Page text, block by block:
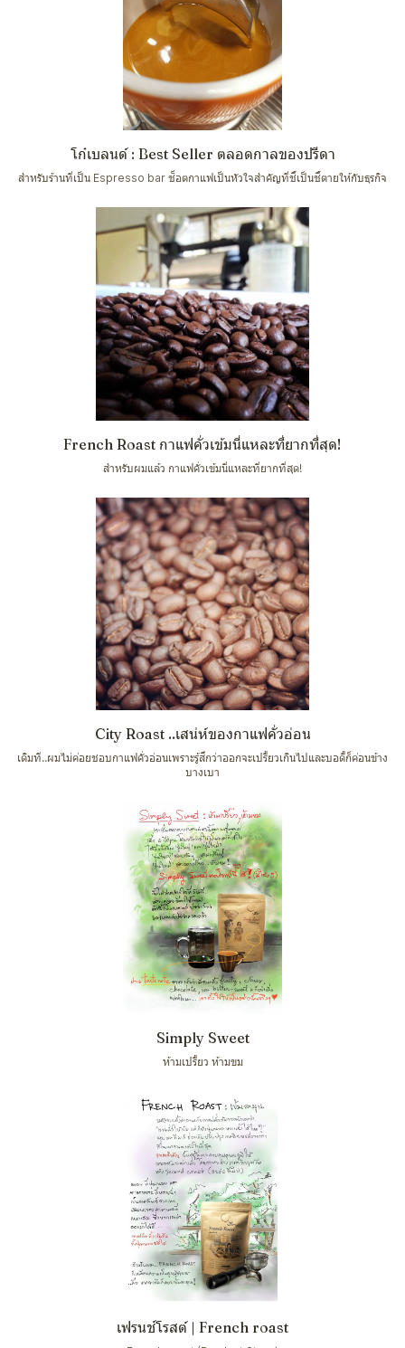
โก๋เบลนด์ : Best Seller ตลอดกาลของปรีดา
สำหรับร้านที่เป็น Espresso bar ช็อตกาแฟเป็นหัวใจสำคัญที่ชี้เป็นชี้ตายให้กับธุรกิจ
French Roast กาแฟคั่วเข้มนี่แหละที่ยากที่สุด!
สำหรับผมแล้ว กาแฟคั่วเข้มนี่แหละที่ยากที่สุด!
City Roast ..เสน่ห์ของกาแฟคั่วอ่อน
เดิมที..ผมไม่ค่อยชอบกาแฟคั่วอ่อนเพราะรู้สึกว่าออกจะเปรี้ยวเกินไปและบอดี้ก็ค่อนข้าง
บางเบา
Simply Sweet
ห้ามเปรี้ยว ห้ามขม
เฟรนช์โรสต์ | French roast